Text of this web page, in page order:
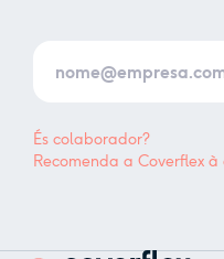
És colaborador?
Recomenda a Coverflex